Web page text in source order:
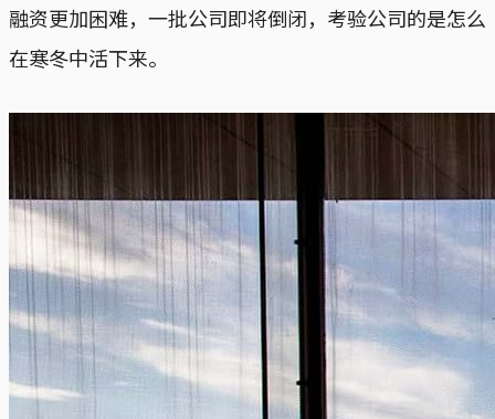
融资更加困难，一批公司即将倒闭，考验公司的是怎么
在寒冬中活下来。